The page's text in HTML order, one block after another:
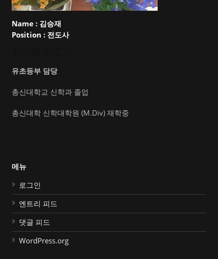
Name : 김승재
Position : 전도사
유초등부 담당
총신대학교 신학과 졸업
총신대학 신학대학원 (M.Div) 재학중
메뉴
로그인
엔트리 피드
댓글 피드
WordPress.org